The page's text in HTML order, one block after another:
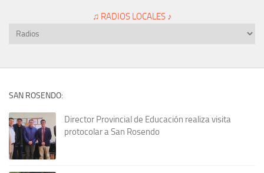
♫ RADIOS LOCALES ♪
SAN ROSENDO:
Director Provincial de Educación realiza visita
protocolar a San Rosendo